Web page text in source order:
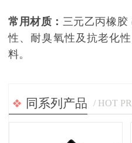
常用材质： 三元乙丙橡胶
性、耐臭氧性及抗老化
料。
同系列产品 / HOT